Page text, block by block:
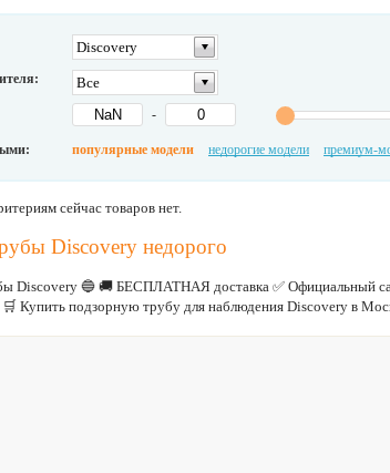
Discovery
Все
-
популярные модели недорогие модели премиум-
сейчас товаров нет.
Discovery недорого
Discovery 🔵 🚚 БЕСПЛАТНАЯ доставка ✅ Официальный
Купить подзорную трубу для наблюдения Discovery в